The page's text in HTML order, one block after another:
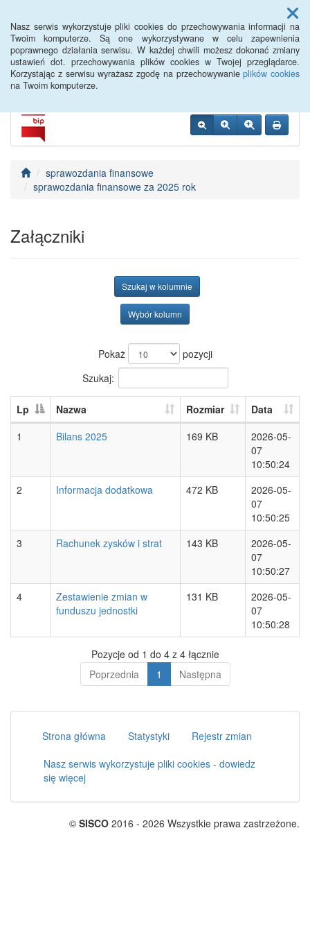
Nasz serwis wykorzystuje pliki cookies do przechowywania informacji na
Twoim komputerze. Są one wykorzystywane w celu zapewnienia
poprawnego działania serwisu. W każdej chwili możesz dokonać zmiany
ustawień dot. przechowywania plików cookies w Twojej przeglądarce.
Korzystając z serwisu wyrażasz zgodę na przechowywanieplików cookies
na Twoim komputerze.
Menu
Siemiatycze PUP
sprawozdania finansowe
sprawozdania finansowe za 2025 rok
Załączniki
Szukaj w kolumnie
Wybór kolumn
Pokaż
pozycji
Szukaj:
Lp Nazwa Rozmiar
Data
1
Bilans 2025 169 KB
2026-05-
07
10:50:24
2
Informacja dodatkowa 472 KB
2026-05-
07
10:50:25
3
Rachunek zysków i strat 143 KB
2026-05-
07
10:50:27
4
Zestawienie zmian w
funduszu jednostki
131 KB
2026-05-
07
10:50:28
Pozycje od 1 do 4 z 4 łącznie
Poprzednia
1 Następna
Strona główna Statystyki
Rejestr zmian
Nasz serwis wykorzystuje pliki cookies - dowiedz
się więcej
© SISCO 2016 - 2026 Wszystkie prawa zastrzeżone.